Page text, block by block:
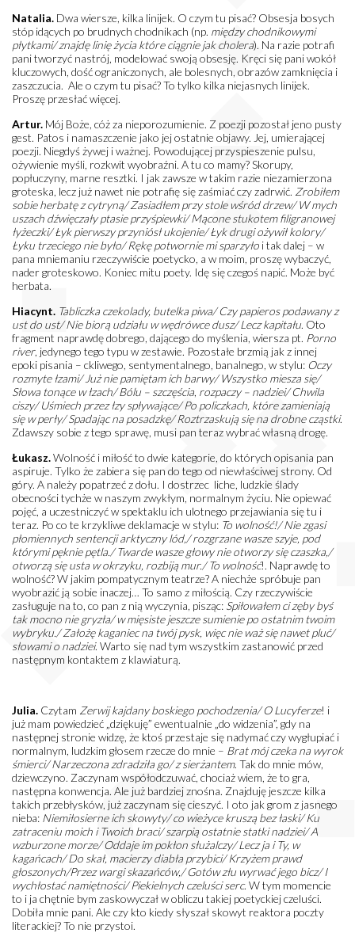
Natalia. Dwa wiersze, kilka linijek. O czym tu pisać? Obsesja bosych
stóp idących po brudnych chodnikach (np. między chodnikowymi
płytkami/ znajdę linię życia które ciągnie jak cholera). Na razie potrafi
pani tworzyć nastrój, modelować swoją obsesję. Kręci się pani wokół
kluczowych, dość ograniczonych, ale bolesnych, obrazów zamknięcia i
zaszczucia. Ale o czym tu pisać? To tylko kilka niejasnych linijek.
Proszę przesłać więcej.
Artur. Mój Boże, cóż za nieporozumienie. Z poezji pozostał jeno pusty
gest. Patos i namaszczenie jako jej ostatnie objawy. Jej, umierającej
poezji. Niegdyś żywej i ważnej. Powodującej przyspieszenie pulsu,
ożywienie myśli, rozkwit wyobraźni. A tu co mamy? Skorupy,
popłuczyny, marne resztki. I jak zawsze w takim razie niezamierzona
groteska, lecz już nawet nie potrafię się zaśmiać czy zadrwić. Zrobiłem
sobie herbatę z cytryną/ Zasiadłem przy stole wśród drzew/ Wmych
uszach dźwięczały ptasie przyśpiewki/ Mącone stukotem filigranowej
łyżeczki/ Łyk pierwszy przyniósł ukojenie/ Łyk drugi ożywił kolory/
Łyku trzeciego nie było/ Rękę potwornie mi sparzyło i tak dalej – w
pana mniemaniu rzeczywiście poetycko, a w moim, proszę wybaczyć,
nader groteskowo. Koniec mitu poety. Idę się czegoś napić. Może być
herbata.
Hiacynt. Tabliczka czekolady, butelka piwa/ Czy papieros podawany z
ust do ust/ Nie biorą udziału w wędrówce dusz/ Lecz kapitału. Oto
fragment naprawdę dobrego, dającego do myślenia, wiersza pt. Porno
river, jedynego tego typu w zestawie. Pozostałe brzmią jak z innej
epoki pisania – ckliwego, sentymentalnego, banalnego, w stylu: Oczy
rozmyte łzami/ Już nie pamiętam ich barwy/ Wszystko miesza się/
Słowa tonące w łzach/ Bólu – szczęścia, rozpaczy – nadziei/ Chwila
ciszy/ Uśmiech przez łzy spływające/ Po policzkach, które zamieniają
się w perły/ Spadając na posadzkę/ Roztrzaskują się na drobne cząstki.
Zdawszy sobie z tego sprawę, musi pan teraz wybrać własną drogę.
Łukasz.Wolność i miłość to dwie kategorie, do których opisania pan
aspiruje. Tylko że zabiera się pan do tego od niewłaściwej strony. Od
góry. A należy popatrzeć z dołu. I dostrzec liche, ludzkie ślady
obecności tychże w naszym zwykłym, normalnym życiu. Nie opiewać
pojęć, a uczestniczyć w spektaklu ich ulotnego przejawiania się tu i
teraz. Po co te krzykliwe deklamacje w stylu: To wolność!/ Nie zgasi
płomiennych sentencji arktyczny lód,/ rozgrzane wasze szyje, pod
którymi pęknie pętla./ Twarde wasze głowy nie otworzy się czaszka,/
otworzą się usta w okrzyku, rozbiją mur./ To wolność!. Naprawdę to
wolność? W jakim pompatycznym teatrze? A niechże spróbuje pan
wyobrazić ją sobie inaczej… To samo z miłością. Czy rzeczywiście
zasługuje na to, co pan z nią wyczynia, pisząc: Spiłowałem ci zęby byś
tak mocno nie gryzła/ w mięsiste jeszcze sumienie po ostatnim twoim
wybryku./ Założę kaganiec na twój pysk, więc nie waż się nawet pluć/
słowami o nadziei. Warto się nad tym wszystkim zastanowić przed
następnym kontaktem z klawiaturą.
Julia. Czytam Zerwij kajdany boskiego pochodzenia/ O Lucyferze! i
już mam powiedzieć „dziękuję” ewentualnie „do widzenia”, gdy na
następnej stronie widzę, że ktoś przestaje się nadymać czy wygłupiać i
normalnym, ludzkim głosem rzecze do mnie – Brat mój czeka na wyrok
śmierci/ Narzeczona zdradziła go/ z sierżantem. Tak do mnie mów,
dziewczyno. Zaczynam współodczuwać, chociaż wiem, że to gra,
następna konwencja. Ale już bardziej znośna. Znajduję jeszcze kilka
takich przebłysków, już zaczynam się cieszyć. I oto jak grom z jasnego
nieba: Niemiłosierne ich skowyty/ co wieżyce kruszą bez łaski/ Ku
zatraceniu moich i Twoich braci/ szarpią ostatnie statki nadziei/ A
wzburzone morze/ Oddaje im pokłon służalczy/ Lecz ja i Ty, w
kagańcach/ Do skał, macierzy diabła przybici/ Krzyżem prawd
głoszonych/Przez wargi skazańców,/ Gotów złu wyrwać jego bicz/ I
wychłostać namiętności/ Piekielnych czeluści serc. W tym momencie
to i ja chętnie bym zaskowyczał w obliczu takiej poetyckiej czeluści.
Dobiła mnie pani. Ale czy kto kiedy słyszał skowyt reaktora poczty
literackiej? To nie przystoi.